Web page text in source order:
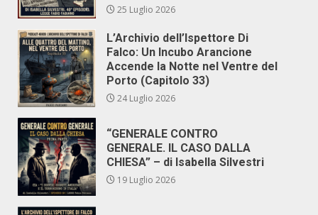
25 Luglio 2026
L’Archivio dell’Ispettore Di
Falco: Un Incubo Arancione
Accende la Notte nel Ventre del
Porto (Capitolo 33)
24 Luglio 2026
“GENERALE CONTRO
GENERALE. IL CASO DALLA
CHIESA” – di Isabella Silvestri
19 Luglio 2026